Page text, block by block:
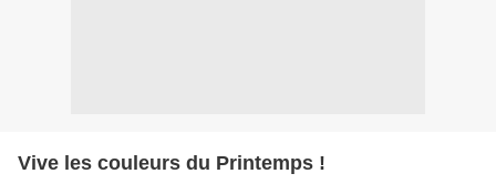
Vive les couleurs du Printemps !